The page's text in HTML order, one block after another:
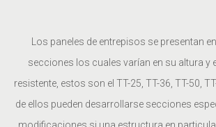
Los paneles de entrepisos se presentan
secciones los cuales varían en su altura y
resistente, estos son el TT-25, TT-36, TT-50,
de ellos pueden desarrollarse secciones